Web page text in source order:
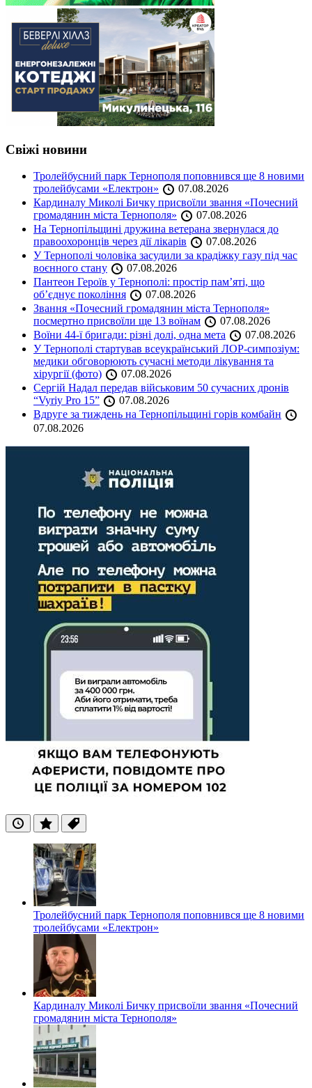
Свіжі новини
Тролейбусний парк Тернополя поповнився ще 8 новими
тролейбусами «Електрон»
07.08.2026
Кардиналу Миколі Бичку присвоїли звання «Почесний
громадянин міста Тернополя»
07.08.2026
На Тернопільщині дружина ветерана звернулася до
правоохоронців через дії лікарів
07.08.2026
У Тернополі чоловіка засудили за крадіжку газу під час
воєнного стану
07.08.2026
Пантеон Героїв у Тернополі: простір пам’яті, що
об’єднує покоління
07.08.2026
Звання «Почесний громадянин міста Тернополя»
посмертно присвоїли ще 13 воїнам
07.08.2026
Воїни 44-ї бригади: різні долі, одна мета
07.08.2026
У Тернополі стартував всеукраїнський ЛОР-симпозіум:
медики обговорюють сучасні методи лікування та
хірургії (фото)
07.08.2026
Сергій Надал передав військовим 50 сучасних дронів
“Vyriy Pro 15”
07.08.2026
Вдруге за тиждень на Тернопільщині горів комбайн
07.08.2026
ОстанніПопулярні
Теги
Тролейбусний парк Тернополя поповнився ще 8 новими
тролейбусами «Електрон»
Кардиналу Миколі Бичку присвоїли звання «Почесний
громадянин міста Тернополя»